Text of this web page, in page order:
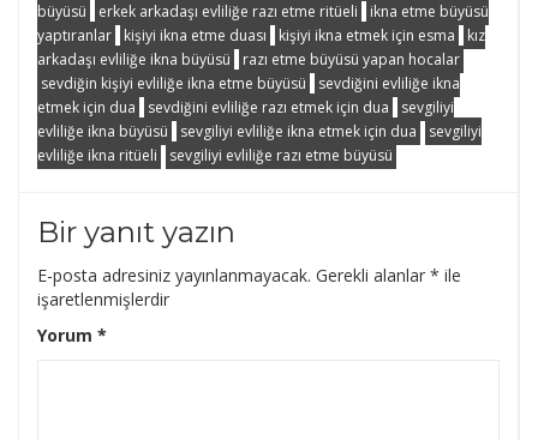
büyüsü
erkek arkadaşı evliliğe razı etme ritüeli
ikna etme büyüsü
yaptıranlar
kişiyi ikna etme duası kişiyi ikna etmek için esma
kız
arkadaşı evliliğe ikna büyüsü
razı etme büyüsü yapan hocalar
sevdiğin kişiyi evliliğe ikna etme büyüsü
sevdiğini evliliğe ikna
etmek için dua
sevdiğini evliliğe razı etmek için dua
sevgiliyi
evliliğe ikna büyüsü
sevgiliyi evliliğe ikna etmek için dua
sevgiliyi
evliliğe ikna ritüeli
sevgiliyi evliliğe razı etme büyüsü
Bir yanıt yazın
E-posta adresiniz yayınlanmayacak. Gerekli alanlar * ile
işaretlenmişlerdir
Yorum *